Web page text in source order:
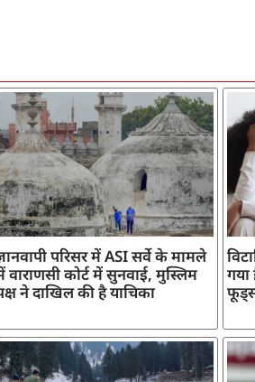
परिसर में ASI सर्वे के मामले
वाराणसी कोर्ट में सुनवाई, मुस्लिम
ने दाखिल की है याचिका